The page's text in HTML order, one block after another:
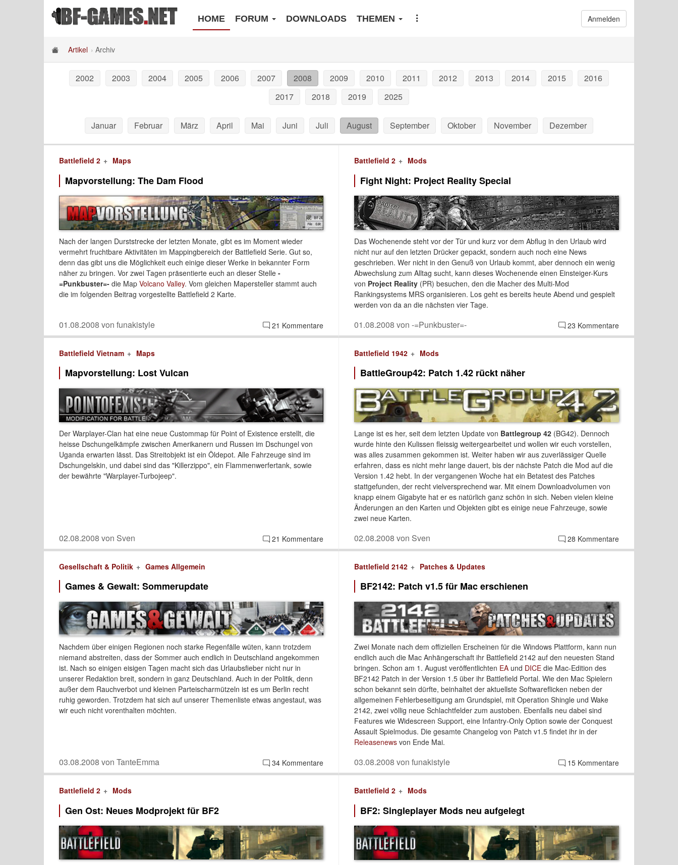
HOME FORUM DOWNLOADS THEMEN Anmelden
Artikel Archiv
2002 2003 2004 2005 2006 2007 2008 2009 2010 2011 2012 2013 2014 2015
2016
2017
2018 2019 2025
Januar Februar März April Mai Juni Juli August September Oktober November Dezember
Battlefield 2 Maps
Mapvorstellung: The Dam Flood
Nach der langen Durststrecke der letzten Monate, gibt es im Moment wieder
vermehrt fruchtbare Aktivitäten im Mappingbereich der Battlefield Serie. Gut so,
denn das gibt uns die Möglichkeit euch einige dieser Werke in bekannter Form
näher zu bringen. Vor zwei Tagen präsentierte euch an dieser Stelle -
=Punkbuster=- die Map Volcano Valley. Vom gleichen Mapersteller stammt auch
die im folgenden Beitrag vorgestellte Battlefield 2 Karte.
21 Kommentare
01.08.2008 von funakistyle
Battlefield 2 Mods
Fight Night: Project Reality Special
Das Wochenende steht vor der Tür und kurz vor dem Abflug in den Urlaub wird
nicht nur auf den letzten Drücker gepackt, sondern auch noch eine News
geschrieben. Wer nicht in den Genuß von Urlaub kommt, aber dennoch ein wenig
Abwechslung zum Alltag sucht, kann dieses Wochenende einen Einsteiger-Kurs
von Project Reality (PR) besuchen, den die Macher des Multi-Mod
Rankingsystems MRS organisieren. Los geht es bereits heute Abend und gespielt
werden von da an die nächsten vier Tage.
23 Kommentare
01.08.2008 von -=Punkbuster=-
Battlefield Vietnam Maps
Mapvorstellung: Lost Vulcan
Der Warplayer-Clan hat eine neue Custommap für Point of Existence erstellt, die
heisse Dschungelkämpfe zwischen Amerikanern und Russen im Dschungel von
Uganda erwarten lässt. Das Streitobjekt ist ein Öldepot. Alle Fahrzeuge sind im
Dschungelskin, und dabei sind das "Killerzippo", ein Flammenwerfertank, sowie
der bewährte "Warplayer-Turbojeep".
21 Kommentare
02.08.2008 von Sven
Battlefield 1942 Mods
BattleGroup42: Patch 1.42 rückt näher
Lange ist es her, seit dem letzten Update von Battlegroup 42 (BG42). Dennoch
wurde hinte den Kulissen fleissig weitergearbeitet und wollen wir euch vorstellen,
was alles zusammen gekommen ist. Weiter haben wir aus zuverlässiger Quelle
erfahren, dass es nicht mehr lange dauert, bis der nächste Patch die Mod auf die
Version 1.42 hebt. In der vergangenen Woche hat ein Betatest des Patches
stattgefunden, der recht vielversprechend war. Mit einem Downloadvolumen von
knapp einem Gigabyte hat er es natürlich ganz schön in sich. Neben vielen kleine
Änderungen an den Karten und Objekten gibt es einige neue Fahrzeuge, sowie
zwei neue Karten.
28 Kommentare
02.08.2008 von Sven
Gesellschaft & Politik Games Allgemein
Games & Gewalt: Sommerupdate
Nachdem über einigen Regionen noch starke Regenfälle wüten, kann trotzdem
niemand abstreiten, dass der Sommer auch endlich in Deutschland angekommen
ist. Nach so einigen eisigen Tagen macht sich das Urlaubsfieber nicht nur in
unserer Redaktion breit, sondern in ganz Deutschland. Auch in der Politik, denn
außer dem Rauchverbot und kleinen Parteischarmützeln ist es um Berlin recht
ruhig geworden. Trotzdem hat sich auf unserer Themenliste etwas angestaut, was
wir euch nicht vorenthalten möchten.
34 Kommentare
03.08.2008 von TanteEmma
Battlefield 2142 Patches & Updates
BF2142: Patch v1.5 für Mac erschienen
Zwei Monate nach dem offiziellen Erscheinen für die Windows Plattform, kann nun
endlich auch die Mac Anhängerschaft ihr Battlefield 2142 auf den neuesten Stand
bringen. Schon am 1. August veröffentlichten EA und DICE die Mac-Edition des
BF2142 Patch in der Version 1.5 über ihr Battlefield Portal. Wie den Mac Spielern
schon bekannt sein dürfte, beinhaltet der aktuellste Softwareflicken neben der
allgemeinen Fehlerbeseitigung am Grundspiel, mit Operation Shingle und Wake
2142, zwei völlig neue Schlachtfelder zum austoben. Ebenfalls neu dabei sind
Features wie Widescreen Support, eine Infantry-Only Option sowie der Conquest
Assault Spielmodus. Die gesamte Changelog von Patch v1.5 findet ihr in der
Releasenews von Ende Mai.
15 Kommentare
03.08.2008 von funakistyle
Battlefield 2 Mods
Gen Ost: Neues Modprojekt für BF2
Battlefield 2 Mods
BF2: Singleplayer Mods neu aufgelegt